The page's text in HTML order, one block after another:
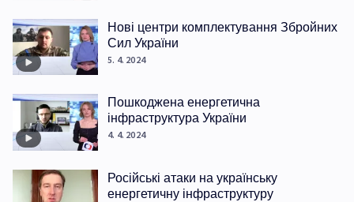
Нові центри комплектування Збройних
Сил України
5. 4. 2024
Пошкоджена енергетична
інфраструктура України
4. 4. 2024
Російські атаки на українську
енергетичну інфраструктуру